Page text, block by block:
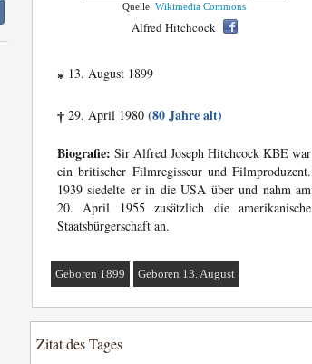
Quelle: Wikimedia Commons
Alfred Hitchcock
* 13. August 1899
† 29. April 1980 (80 Jahre alt)
Biografie: Sir Alfred Joseph Hitchcock KBE war
ein britischer Filmregisseur und Filmproduzent.
1939 siedelte er in die USA über und nahm am
20. April 1955 zusätzlich die amerikanische
Staatsbürgerschaft an.
Geboren 1899 Geboren 13. August
Zitat des Tages